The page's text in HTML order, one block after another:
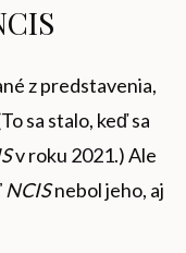
z predstavenia,
sa stalo, keď sa
v roku 2021.) Ale
NCISnebol jeho, aj